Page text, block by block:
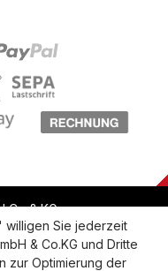
Co & KG
Datenschutz
willigen Sie jederzeit
& Co.KG und Dritte
zur Optimierung der